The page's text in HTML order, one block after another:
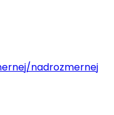
nadrozmernej